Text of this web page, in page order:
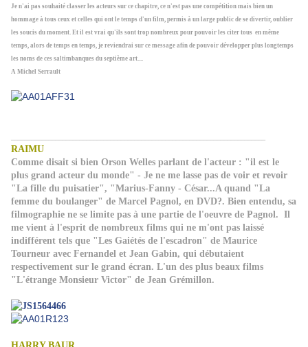
Je n'ai pas souhaité classer les acteurs sur ce chapitre, ce n'est pas une compétition mais bien un
hommage à tous ceux et celles qui ont le temps d'un film, permis à un large public de se divertir, oublier
les soucis du moment. Et il est vrai qu'ils sont trop nombreux pour pouvoir les citer tous en même
temps, alors de temps en temps, je reviendrai sur ce message afin de pouvoir développer plus longtemps
les noms de ces saltimbanques du septième art....
A Michel Serrault
RAIMU
Comme disait si bien Orson Welles parlant de l'acteur : "il est le
plus grand acteur du monde" - Je ne me lasse pas de voir et revoir
"La fille du puisatier", "Marius-Fanny - César...A quand "La
femme du boulanger" de Marcel Pagnol, en DVD?. Bien entendu, sa
filmographie ne se limite pas à une partie de l'oeuvre de Pagnol. Il
me vient à l'esprit de nombreux films qui ne m'ont pas laissé
indifférent tels que "Les Gaiétés de l'escadron" de Maurice
Tourneur avec Fernandel et Jean Gabin, qui débutaient
respectivement sur le grand écran. L'un des plus beaux films
"L'étrange Monsieur Victor" de Jean Grémillon.